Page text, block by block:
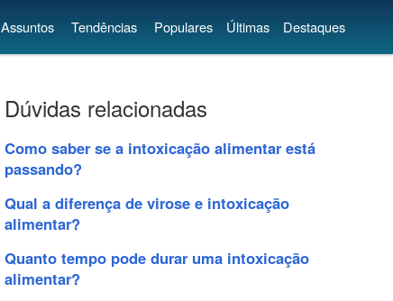
Assuntos Tendências Populares Últimas Destaques
Dúvidas relacionadas
Como saber se a intoxicação alimentar está
passando?
Qual a diferença de virose e intoxicação
alimentar?
Quanto tempo pode durar uma intoxicação
alimentar?